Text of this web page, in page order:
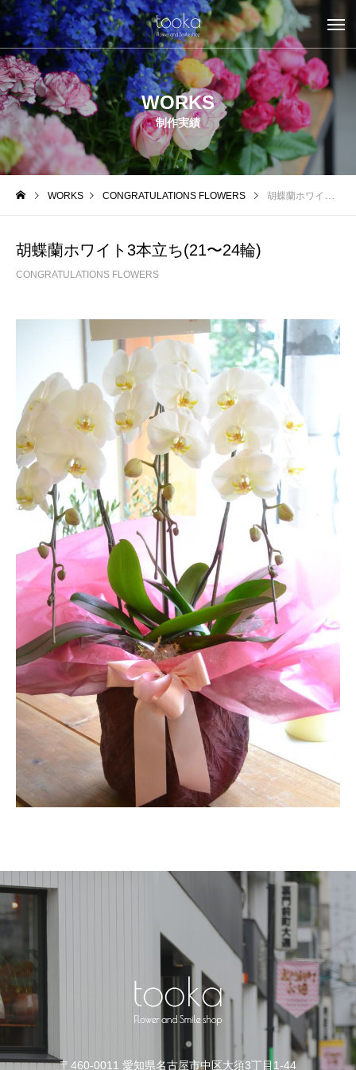
WORKS
制作実績
WORKS CONGRATULATIONS FLOWERS 胡蝶蘭ホワイト3本立ち(21〜24輪)
胡蝶蘭ホワイト3本立ち(21〜24輪)
CONGRATULATIONS FLOWERS
〒460-0011 愛知県名古屋市中区大須3丁目1-44